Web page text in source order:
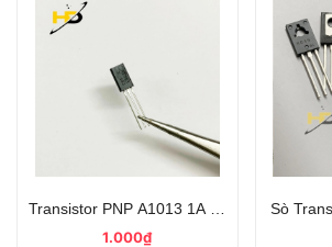
Transistor PNP A1013 1A 160V TO-92
1.000₫
Sò